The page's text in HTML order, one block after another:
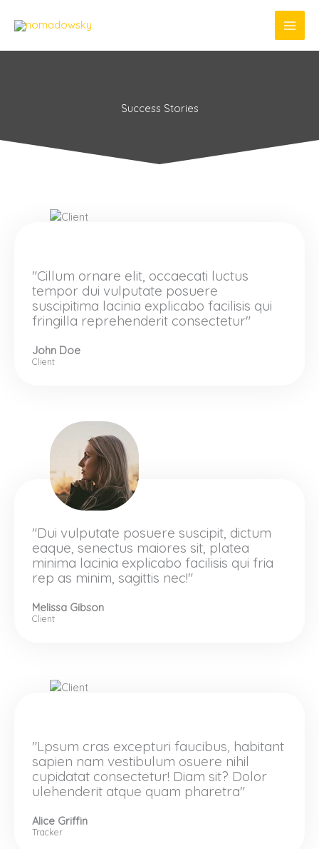
Success Stories
"Cillum ornare elit, occaecati luctus
tempor dui vulputate posuere
suscipitima lacinia explicabo facilisis qui
fringilla reprehenderit consectetur"
John Doe
Client
"Dui vulputate posuere suscipit, dictum
eaque, senectus maiores sit, platea
minima lacinia explicabo facilisis qui fria
rep as minim, sagittis nec!"
Melissa Gibson
Client
"Lpsum cras excepturi faucibus, habitant
sapien nam vestibulum osuere nihil
cupidatat consectetur! Diam sit? Dolor
ulehenderit atque quam pharetra"
Alice Griffin
Tracker